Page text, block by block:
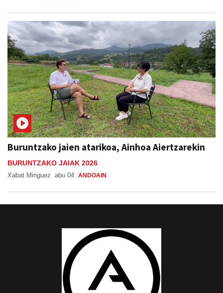
Buruntzako jaien atarikoa, Ainhoa Aiertzarekin
BURUNTZAKO JAIAK 2026
Xabat Minguez abu 04 ANDOAIN